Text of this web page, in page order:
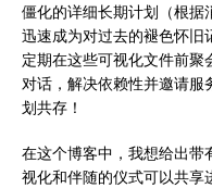
僵化的详细长期计划（根据
迅速成为对过去的褪色怀旧
定期在这些可视化文件前
对话，解决依赖性并邀请
划共存！
在这个博客中，我想给出带
视化和伴随的仪式可以共享